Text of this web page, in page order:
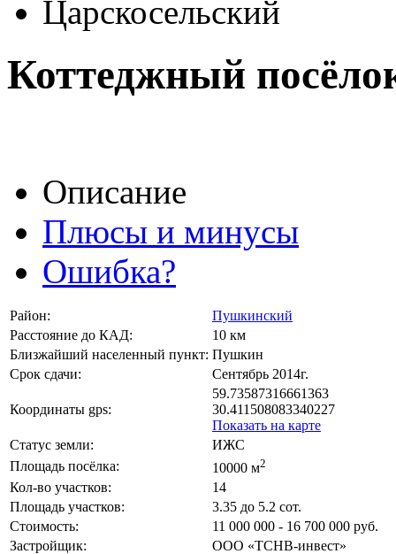
Царскосельский
Коттеджный
Описание
Плюсы и минусы
Ошибка?
Район:
Пушкинский
Расстояние до КАД:
10 км
Близжайший населенный пункт: Пушкин
Срок сдачи:
Сентябрь 2014г.
Координаты gps:
59.73587316661363
30.411508083340227
Показать на карте
Статус земли:
ИЖС
Площадь посёлка:
10000 м2
Кол-во участков:
14
Площадь участков:
3.35 до 5.2 сот.
Стоимость:
11 000 000 - 16 700 000 руб.
Застройщик:
ООО «ТСНВ-инвест»